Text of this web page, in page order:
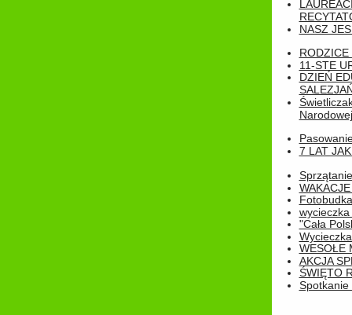
NASZ
RODZICE
11-STE
DZIEŃ
Narodowej
7 LAT
Fotobudka
"Cała
WESOŁE
AKCJA
ŚWIĘTO
Spotkanie